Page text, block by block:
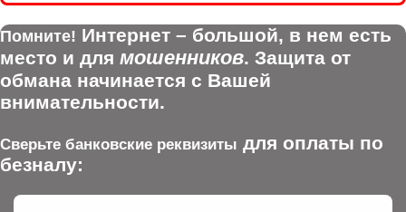
Помните! Интернет – большой, в нем есть
место и для мошенников. Защита от
обмана начинается с Вашей
внимательности.
Сверьте банковские реквизиты для оплаты по
безналу: